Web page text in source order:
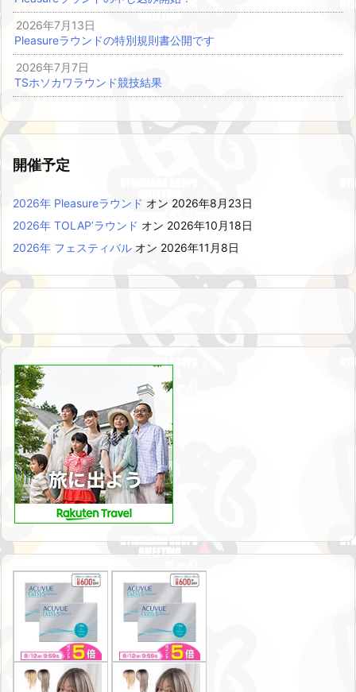
2026年7月13日
Pleasureラウンドの特別規則書公開です
2026年7月7日
TSホソカワラウンド競技結果
開催予定
2026年 Pleasureラウンド オン 2026年8月23日
2026年 TOLAP’ラウンド オン 2026年10月18日
2026年 フェスティバル オン 2026年11月8日